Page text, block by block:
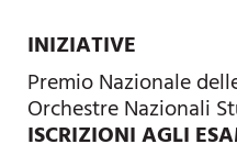
INIZIATIVE
Premio Nazionale
Orchestre Nazionali
ISCRIZIONI AGLI